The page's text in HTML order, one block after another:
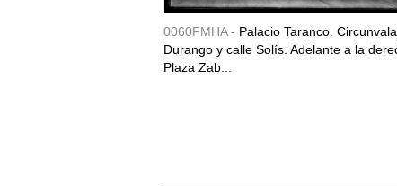
0060FMHA - Palacio Taranco.
Durango y calle Solís. Adelante a la
Plaza Zab...